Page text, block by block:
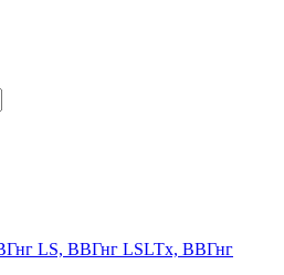
LS, ВВГнг LSLTx, ВВГнг